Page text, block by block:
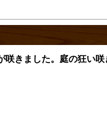
きました。庭の狂い咲